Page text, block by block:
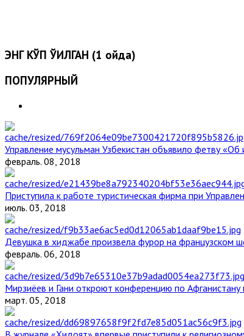
ЭНГ КЎП ЎҚИЛГАН (1 ойда)
ПОПУЛЯРНЫЙ
Управление мусульман Узбекистан объявило фетву
февраль. 08, 2018
Приступила к работе туристическая фирма при
июль. 03, 2018
Девушка в хиджабе произвела фурор на французском
февраль. 06, 2018
Мирзиёев и Гани откроют конференцию по Афганистану
март. 05, 2018